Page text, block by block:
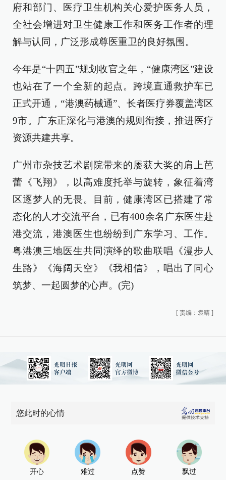
府和部门、医疗卫生机构关心爱护医务人员，
全社会增进对卫生健康工作和医务工作者的理
解与认同，广泛形成尊医重卫的良好氛围。
今年是“十四五”规划收官之年，“健康湾区”建设
也站在了一个全新的起点。跨境直通救护车已
正式开通，“港澳药械通”、长者医疗券覆盖湾区
9市。广东正深化与港澳的规则衔接，推进医疗
资源共建共享。
广州市杂技艺术剧院带来的屡获大奖的肩上芭
蕾《飞翔》，以高难度托举与旋转，象征着湾
区逐梦人的无畏。目前，健康湾区已搭建了常
态化的人才交流平台，已有400余名广东医生赴
港交流，港澳医生也纷纷到广东学习、工作。
粤港澳三地医生共同演绎的歌曲联唱《漫步人
生路》《海阔天空》《我相信》，唱出了同心
筑梦、一起圆梦的心声。(完)
[ 责编：袁晴 ]
您此时的心情
开心 难过 点赞 飘过